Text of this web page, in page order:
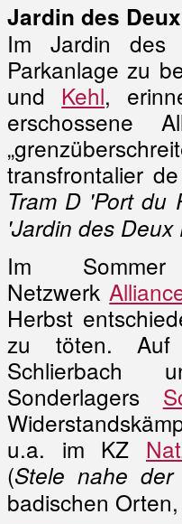
Jardin des
Im Jardin des
Parkanlage zu
und Kehl,
erschossene
transfrontalier
Tram D 'Port du
'Jardin des Deux
Im
Netzwerk
Herbst
zu töten. Auf
Schlierbach
Sonderlagers
u.a. im KZ
(Stele nahe
badischen